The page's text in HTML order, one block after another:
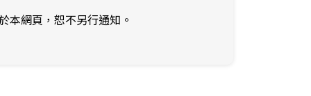
本網頁，恕不另行通知。